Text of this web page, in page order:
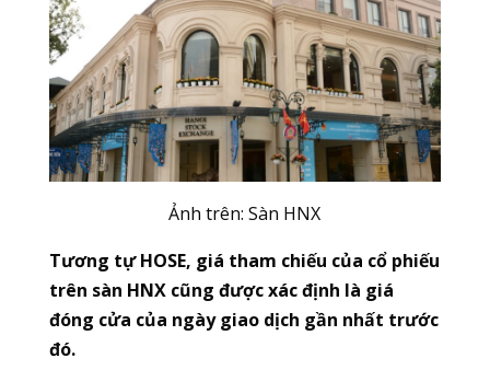
Ảnh trên: Sàn HNX
Tương tự HOSE, giá tham chiếu của cổ phiếu
trên sàn HNX cũng được xác định là giá
đóng cửa của ngày giao dịch gần nhất trước
đó.